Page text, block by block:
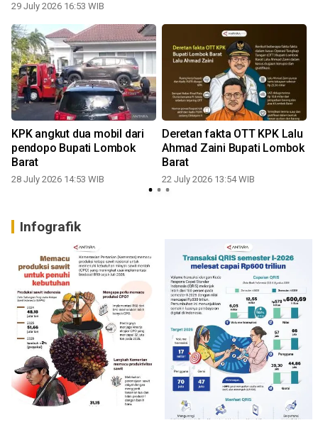
29 July 2026 16:53 WIB
KPK angkut dua mobil dari
pendopo Bupati Lombok
Barat
28 July 2026 14:53 WIB
Deretan fakta OTT KPK Lalu
Ahmad Zaini Bupati Lombok
Barat
22 July 2026 13:54 WIB
Infografik